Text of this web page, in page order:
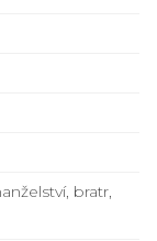
bratr,